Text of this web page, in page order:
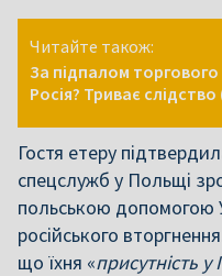
Читайте також:
За підпалом
Росія? Триває
Гостя етеру
спецслужб у Польщі
польською допомогою
російського
що їхня «присутність